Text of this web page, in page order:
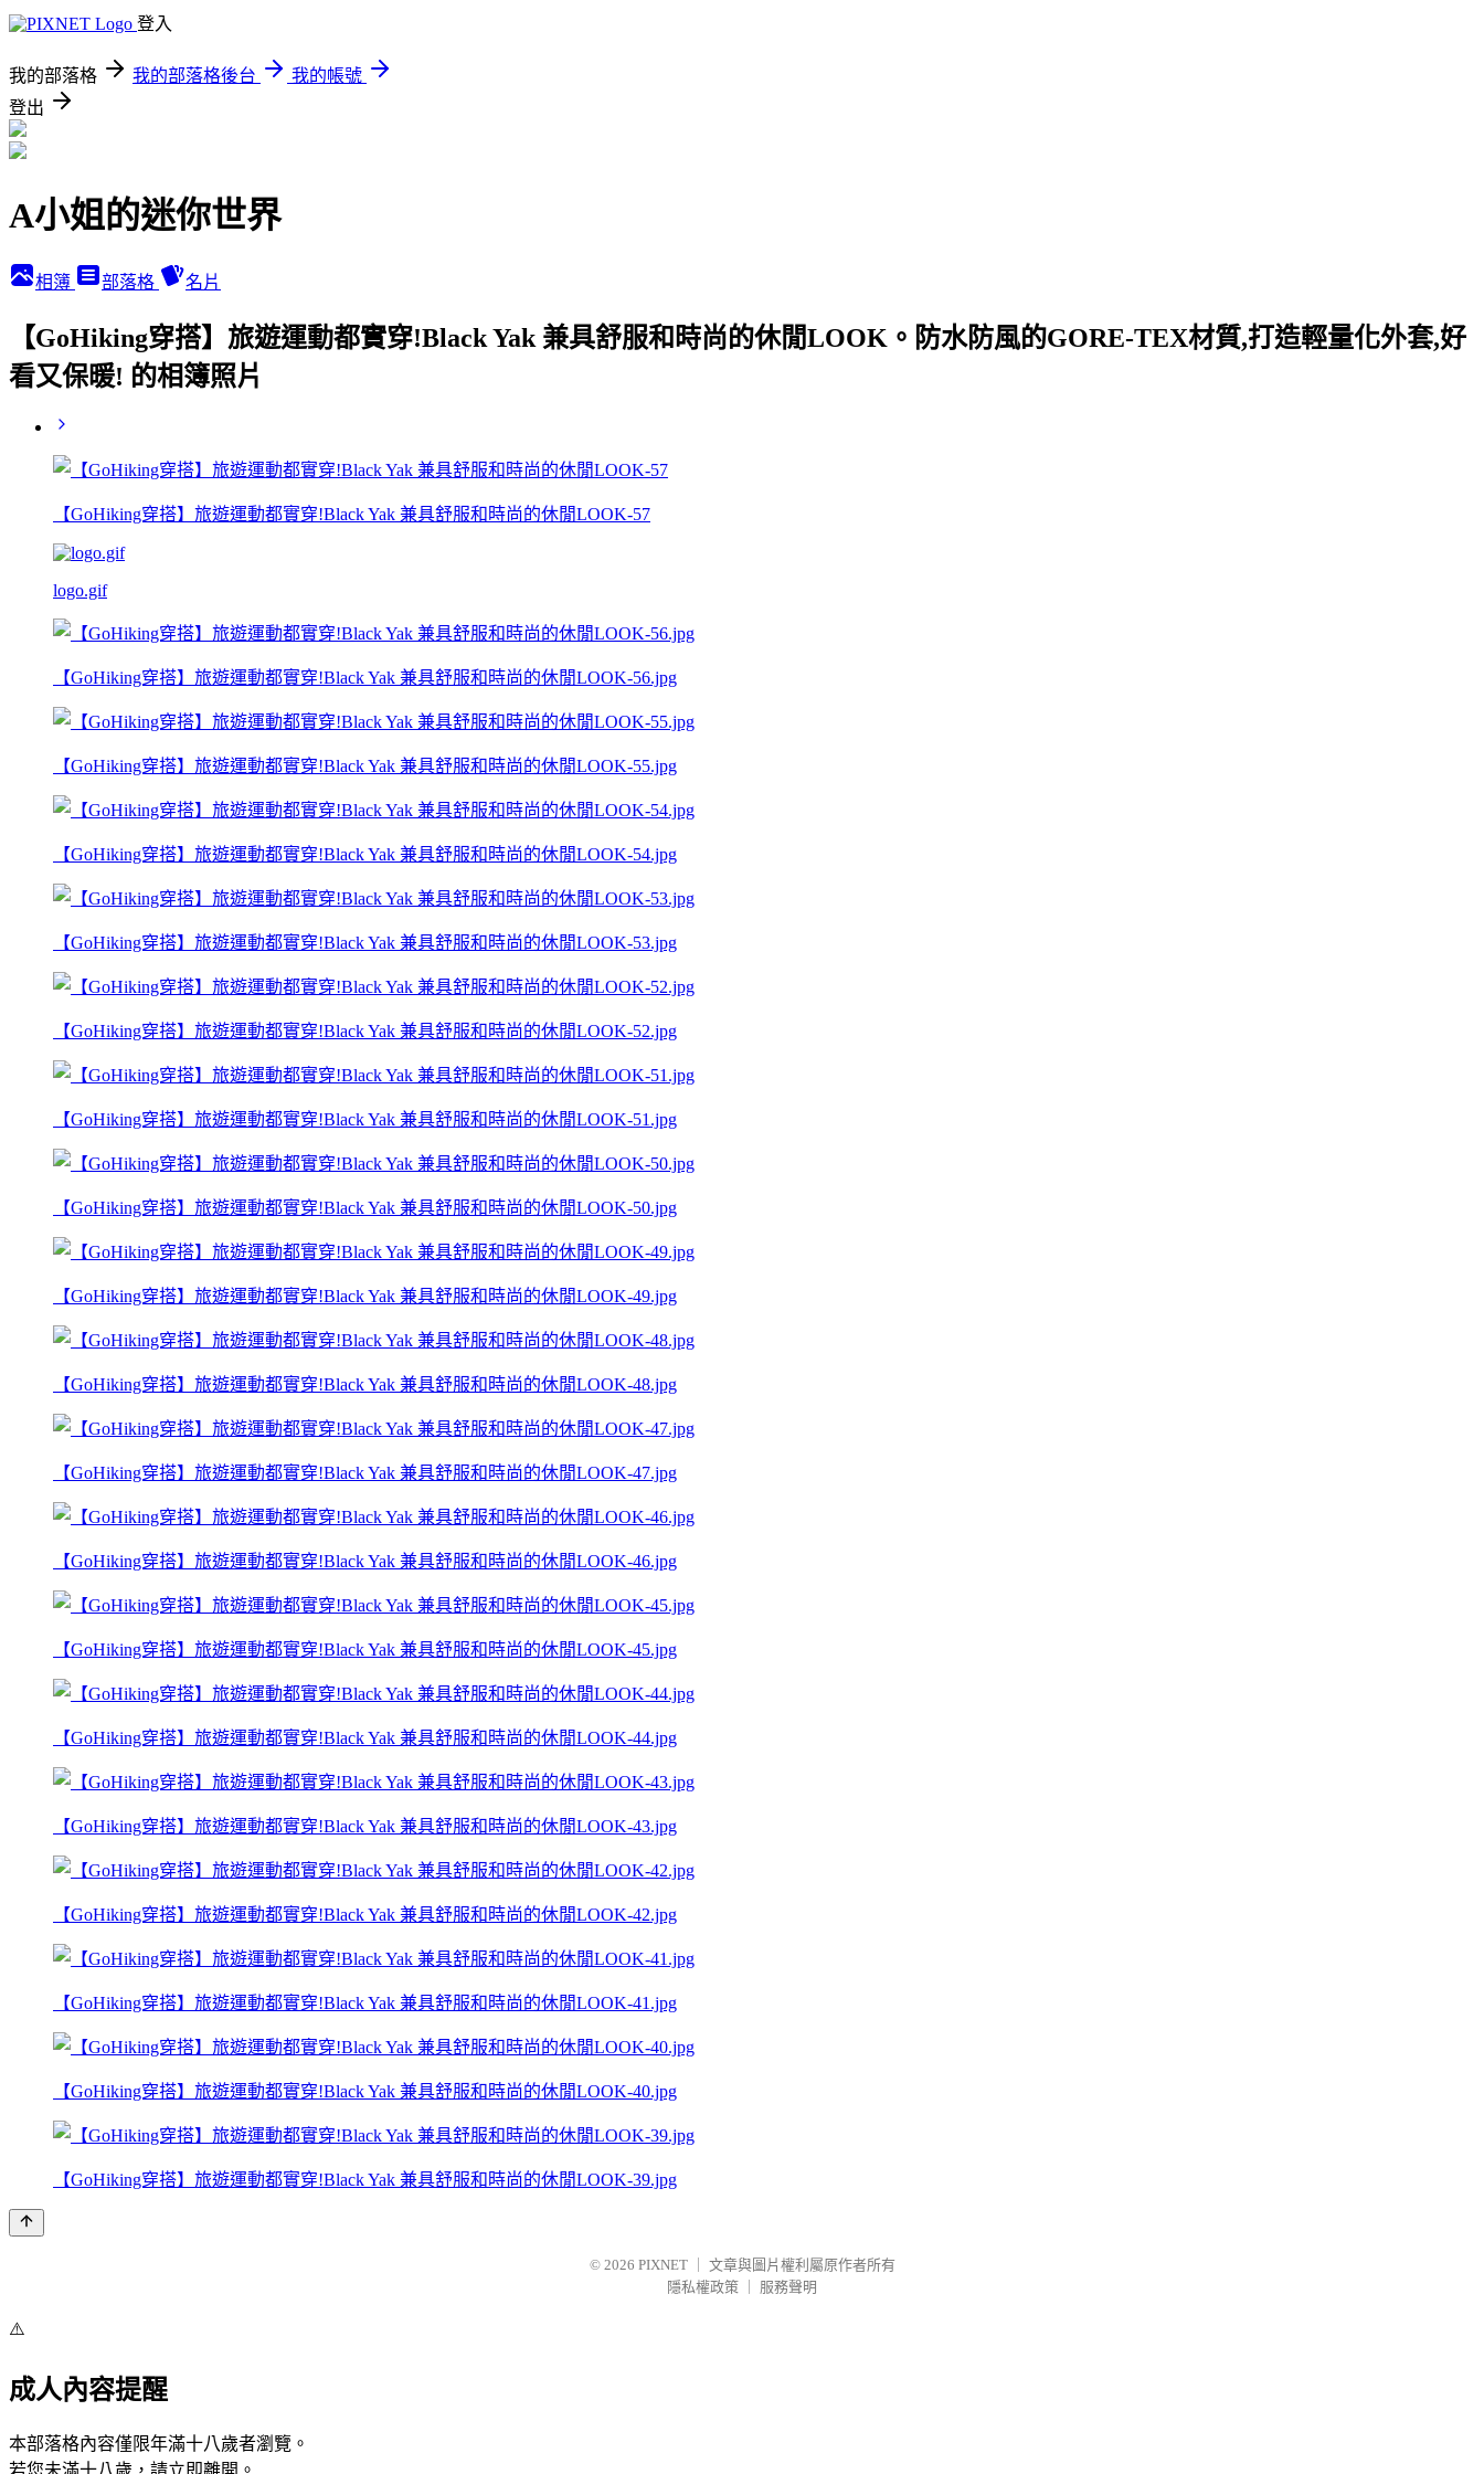
登入
我的部落格 我的部落格後台
我的帳號
登出
A小姐的迷你世界
相簿 部落格 名片
【GoHiking穿搭】旅遊運動都實穿!Black Yak 兼具舒服和時尚的休閒LOOK。防水防風的GORE-TEX材質,打造輕量化外套,好
看又保暖! 的相簿照片
【GoHiking穿搭】旅遊運動都實穿!Black Yak 兼具舒服和時尚的休閒LOOK-57
logo.gif
【GoHiking穿搭】旅遊運動都實穿!Black Yak 兼具舒服和時尚的休閒LOOK-56.jpg
【GoHiking穿搭】旅遊運動都實穿!Black Yak 兼具舒服和時尚的休閒LOOK-55.jpg
【GoHiking穿搭】旅遊運動都實穿!Black Yak 兼具舒服和時尚的休閒LOOK-54.jpg
【GoHiking穿搭】旅遊運動都實穿!Black Yak 兼具舒服和時尚的休閒LOOK-53.jpg
【GoHiking穿搭】旅遊運動都實穿!Black Yak 兼具舒服和時尚的休閒LOOK-52.jpg
【GoHiking穿搭】旅遊運動都實穿!Black Yak 兼具舒服和時尚的休閒LOOK-51.jpg
【GoHiking穿搭】旅遊運動都實穿!Black Yak 兼具舒服和時尚的休閒LOOK-50.jpg
【GoHiking穿搭】旅遊運動都實穿!Black Yak 兼具舒服和時尚的休閒LOOK-49.jpg
【GoHiking穿搭】旅遊運動都實穿!Black Yak 兼具舒服和時尚的休閒LOOK-48.jpg
【GoHiking穿搭】旅遊運動都實穿!Black Yak 兼具舒服和時尚的休閒LOOK-47.jpg
【GoHiking穿搭】旅遊運動都實穿!Black Yak 兼具舒服和時尚的休閒LOOK-46.jpg
【GoHiking穿搭】旅遊運動都實穿!Black Yak 兼具舒服和時尚的休閒LOOK-45.jpg
【GoHiking穿搭】旅遊運動都實穿!Black Yak 兼具舒服和時尚的休閒LOOK-44.jpg
【GoHiking穿搭】旅遊運動都實穿!Black Yak 兼具舒服和時尚的休閒LOOK-43.jpg
【GoHiking穿搭】旅遊運動都實穿!Black Yak 兼具舒服和時尚的休閒LOOK-42.jpg
【GoHiking穿搭】旅遊運動都實穿!Black Yak 兼具舒服和時尚的休閒LOOK-41.jpg
【GoHiking穿搭】旅遊運動都實穿!Black Yak 兼具舒服和時尚的休閒LOOK-40.jpg
【GoHiking穿搭】旅遊運動都實穿!Black Yak 兼具舒服和時尚的休閒LOOK-39.jpg
© 2026 PIXNET
文章與圖片權利屬原作者所有
隱私權政策
服務聲明
⚠️
成人內容提醒
本部落格內容僅限年滿十八歲者瀏覽。
若您未滿十八歲，請立即離開。